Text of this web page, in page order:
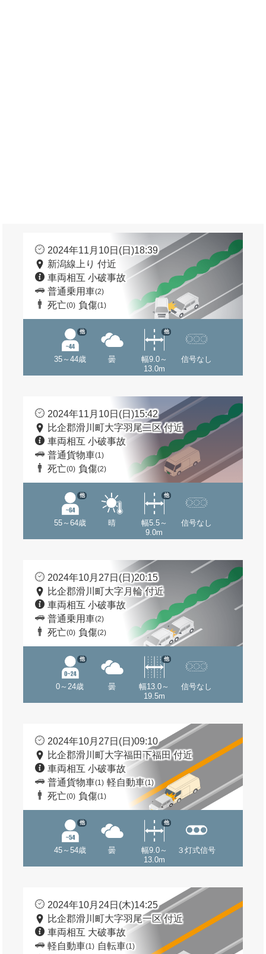
2024年11月10日(日)18:39
新潟線上り 付近
車両相互 小破事故
普通乗用車(2)
死亡(0) 負傷(1)
35～44歳
他
曇
幅9.0～
13.0m
他
信号なし
2024年11月10日(日)15:42
比企郡滑川町大字羽尾二区 付近
車両相互 小破事故
普通貨物車(1)
死亡(0) 負傷(2)
55～64歳
他
晴
幅5.5～
9.0m
他
信号なし
2024年10月27日(日)20:15
比企郡滑川町大字月輪 付近
車両相互 小破事故
普通乗用車(2)
死亡(0) 負傷(2)
0～24歳
他
曇
幅13.0～
19.5m
他
信号なし
2024年10月27日(日)09:10
比企郡滑川町大字福田下福田 付近
車両相互 小破事故
普通貨物車(1) 軽自動車(1)
死亡(0) 負傷(1)
45～54歳
他
曇
幅9.0～
13.0m
他
３灯式信号
2024年10月24日(木)14:25
比企郡滑川町大字羽尾一区 付近
車両相互 大破事故
軽自動車(1) 自転車(1)